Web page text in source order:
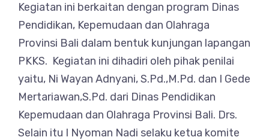
Kegiatan ini berkaitan dengan program Dinas
Pendidikan, Kepemudaan dan Olahraga
Provinsi Bali dalam bentuk kunjungan lapangan
PKKS. Kegiatan ini dihadiri oleh pihak penilai
yaitu, Ni Wayan Adnyani, S.Pd.,M.Pd. dan I Gede
Mertariawan,S.Pd. dari Dinas Pendidikan
Kepemudaan dan Olahraga Provinsi Bali. Drs.
Selain itu I Nyoman Nadi selaku ketua komite